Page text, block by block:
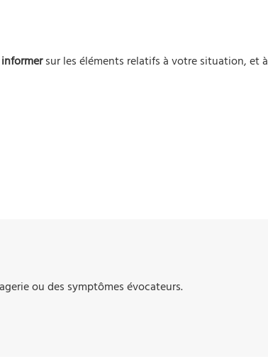
informersur les éléments relatifs à votre situation, et à
ou des symptômes évocateurs.